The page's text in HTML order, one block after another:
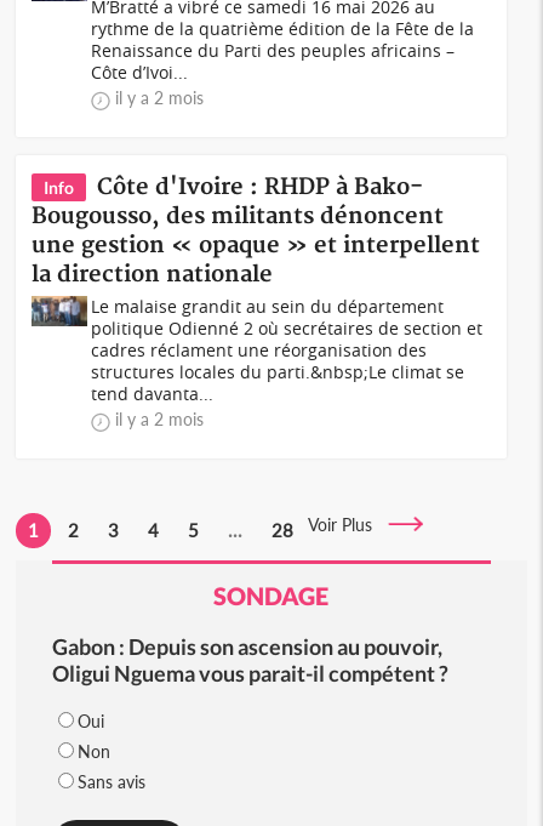
M’Bratté a vibré ce samedi 16 mai 2026 au
rythme de la quatrième édition de la Fête de la
Renaissance du Parti des peuples africains –
Côte d’Ivoi...
il y a 2 mois
Info
Côte d'Ivoire : RHDP à Bako-
Bougousso, des militants dénoncent
une gestion « opaque » et interpellent
la direction nationale
Le malaise grandit au sein du département
politique Odienné 2 où secrétaires de section et
cadres réclament une réorganisation des
structures locales du parti.&nbsp;Le climat se
tend davanta...
il y a 2 mois
1 2 3 4 5 ... 28 Voir Plus
SONDAGE
Gabon : Depuis son ascension au pouvoir,
Oligui Nguema vous parait-il compétent ?
Oui
Non
Sans avis